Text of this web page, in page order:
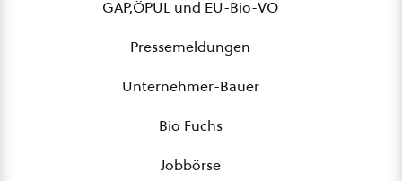
GAP,ÖPUL und EU-Bio-VO
Pressemeldungen
Unternehmer-Bauer
Bio Fuchs
Jobbörse